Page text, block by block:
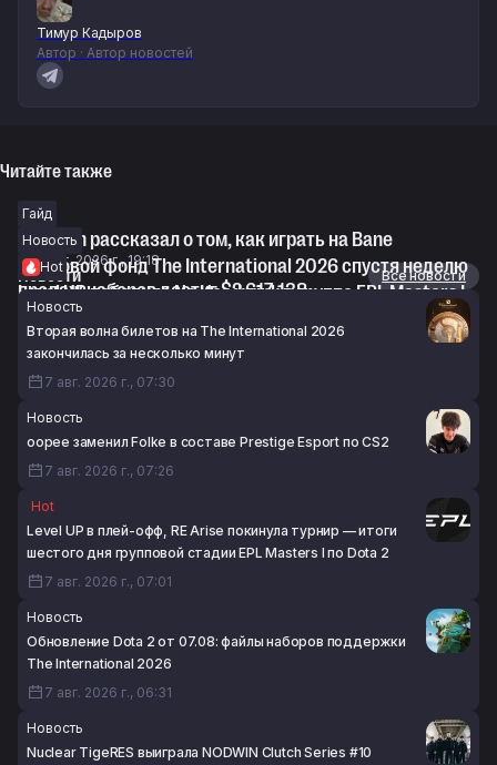
Тимур Кадыров
Автор · Автор новостей
Читайте также
Гайд
Fishman рассказал о том, как играть на Bane
6 авг. 2026 г., 19:18
Новость
Призовой фонд The International 2026 спустя неделю
продаж наборов достиг $2 617 138
6 авг. 2026 г., 18:48
Hot
Level UP победила No Hoodwink в группе EPL Masters I
по Dota 2
6 авг. 2026 г., 18:44
Новости
Все новости
Новость
Вторая волна билетов на The International 2026
закончилась за несколько минут
7 авг. 2026 г., 07:30
Новость
oopee заменил Folke в составе Prestige Esport по CS2
7 авг. 2026 г., 07:26
Hot
Level UP в плей-офф, RE Arise покинула турнир — итоги
шестого дня групповой стадии EPL Masters I по Dota 2
7 авг. 2026 г., 07:01
Новость
Обновление Dota 2 от 07.08: файлы наборов поддержки
The International 2026
7 авг. 2026 г., 06:31
Новость
Nuclear TigeRES выиграла NODWIN Clutch Series #10